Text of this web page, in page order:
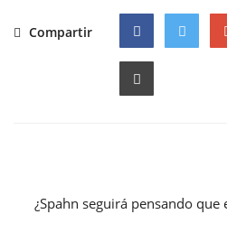
Compartir
Facebook
¿Spahn seguirá pensando